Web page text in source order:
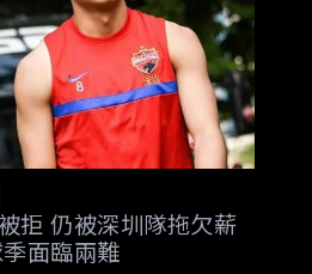
拒 仍被深圳隊拖欠薪
面臨兩難